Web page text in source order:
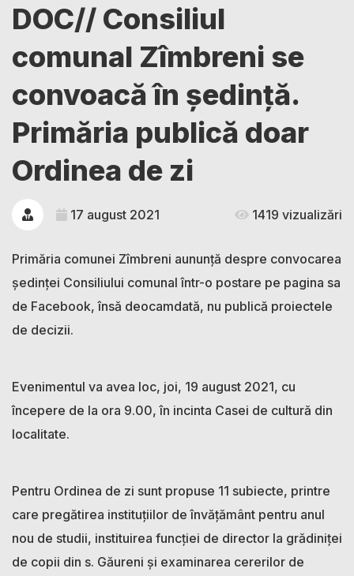
DOC// Consiliul
comunal Zîmbreni se
convoacă în ședință.
Primăria publică doar
Ordinea de zi
17 august 2021 1419 vizualizări
Primăria comunei Zîmbreni aununță despre convocarea
ședinței Consiliului comunal într-o postare pe pagina sa
de Facebook, însă deocamdată, nu publică proiectele
de decizii.
Evenimentul va avea loc, joi, 19 august 2021, cu
începere de la ora 9.00, în incinta Casei de cultură din
localitate.
Pentru Ordinea de zi sunt propuse 11 subiecte, printre
care pregătirea instituțiilor de învățământ pentru anul
nou de studii, instituirea funcției de director la grădiniței
de copii din s. Găureni și examinarea cererilor de